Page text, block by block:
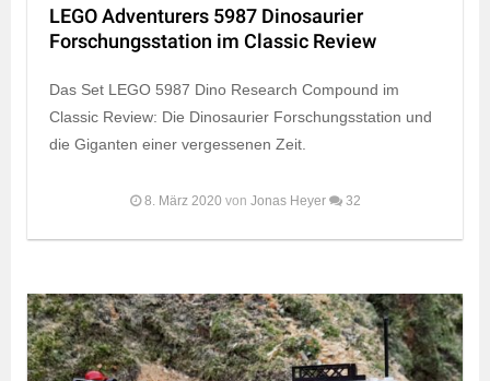
LEGO Adventurers 5987 Dinosaurier
Forschungsstation im Classic Review
Das Set LEGO 5987 Dino Research Compound im
Classic Review: Die Dinosaurier Forschungsstation und
die Giganten einer vergessenen Zeit.
8. März 2020 von Jonas Heyer 32